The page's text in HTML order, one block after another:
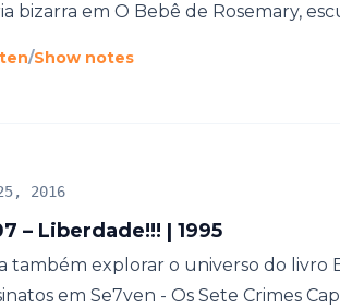
bizarra em O Bebê de Rosemary,
/Show notes
– Liberdade!!! | 1995
2016
também explorar o universo do livro
em Se7ven - Os Sete Crimes